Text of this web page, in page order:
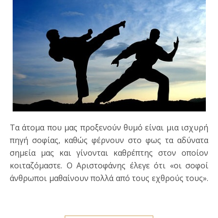
Τα άτομα που μας προξενούν θυμό είναι μια ισχυρή
πηγή σοφίας, καθώς φέρνουν στο φως τα αδύνατα
σημεία μας και γίνονται καθρέπτης στον οποίον
κοιταζόμαστε. Ο Αριστοφάνης έλεγε ότι «οι σοφοί
άνθρωποι μαθαίνουν πολλά από τους εχθρούς τους».